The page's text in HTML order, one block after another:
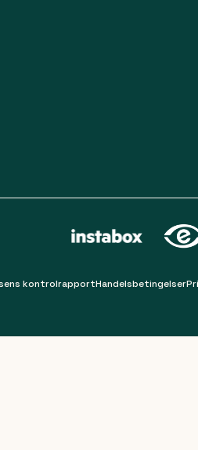
kontrolrapportHandelsbetingelser